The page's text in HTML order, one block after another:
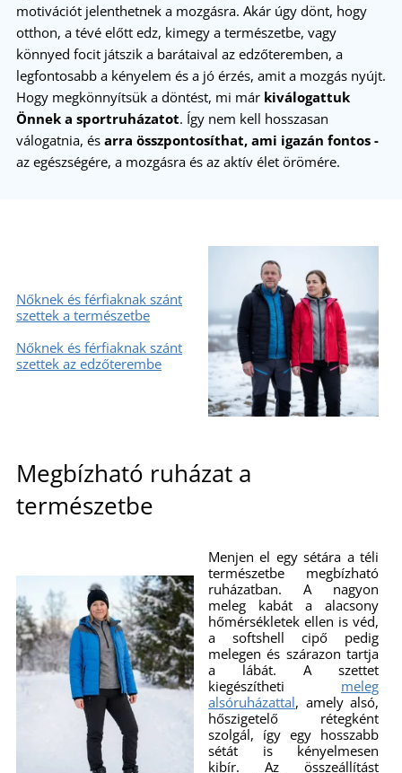
motivációt jelenthetnek a mozgásra. Akár úgy dönt, hogy
otthon, a tévé előtt edz, kimegy a természetbe, vagy
könnyed focit játszik a barátaival az edzőteremben, a
legfontosabb a kényelem és a jó érzés, amit a mozgás nyújt.
Hogy megkönnyítsük a döntést, mi már kiválogattuk
Önnek a sportruházatot. Így nem kell hosszasan
válogatnia, és arra összpontosíthat, ami igazán fontos -
az egészségére, a mozgásra és az aktív élet örömére.
Nőknek és férfiaknak szánt
szettek a természetbe
Nőknek és férfiaknak szánt
szettek az edzőterembe
Megbízható ruházat a
természetbe
Menjen el egy sétára a téli
természetbe megbízható
ruházatban. A nagyon
meleg kabát a alacsony
hőmérsékletek ellen is véd,
a softshell cipő pedig
melegen és szárazon tartja
a lábát. A szettet
kiegészítheti meleg
alsóruházattal, amely alsó,
hőszigetelő rétegként
szolgál, így egy hosszabb
sétát is kényelmesen
kibír. Az összeállítást